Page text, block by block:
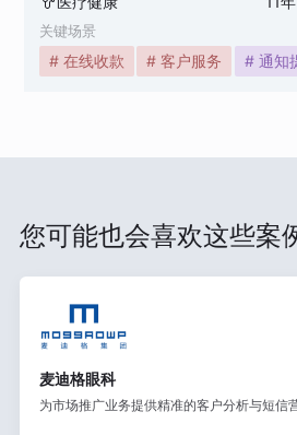
关键场景
# 在线收款 # 客户服务 # 通知
您可能也会喜欢这些案
麦迪格眼科
为市场推广业务提供精准的客户分析与短信